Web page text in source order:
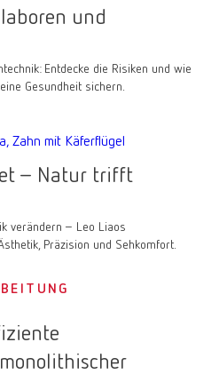
und
Entdecke die Risiken und wie
Gesundheit sichern.
– Natur trifft
verändern – Leo Liaos
Präzision und Sehkomfort.